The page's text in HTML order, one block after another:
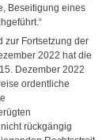
Beseitigung eines
zur Fortsetzung der
2022 hat die
Dezember 2022
ordentliche
rückgängig